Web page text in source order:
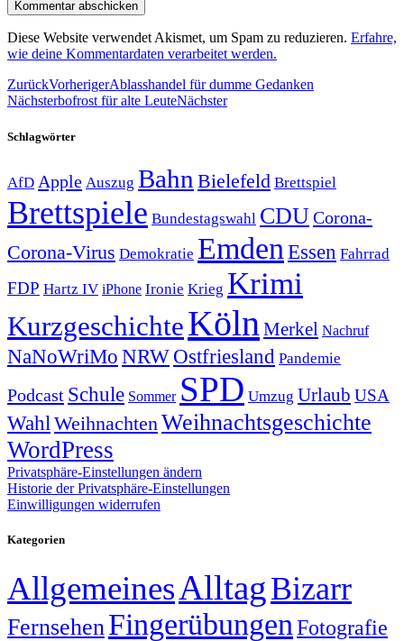
Diese Website verwendet Akismet, um Spam zu reduzieren. Erfahre,
wie deine Kommentardaten verarbeitet werden.
ZurückVorherigerAblasshandel für dumme Gedanken
Nächsterbofrost für alte LeuteNächster
Schlagwörter
AfD Apple Auszug Bahn Bielefeld Brettspiel
Brettspiele Bundestagswahl CDUCorona-
Corona-Virus Demokratie Emden Essen Fahrrad
FDP Hartz IV iPhone Ironie Krieg Krimi
KurzgeschichteKöln Merkel Nachruf
NaNoWriMo NRWOstfriesland Pandemie
Podcast Schule Sommer SPD Umzug Urlaub USA
Wahl Weihnachten Weihnachtsgeschichte
WordPress
Privatsphäre-Einstellungen ändern
Historie der Privatsphäre-Einstellungen
Einwilligungen widerrufen
Kategorien
AllgemeinesAlltagBizarr
FernsehenFingerübungen Fotografie